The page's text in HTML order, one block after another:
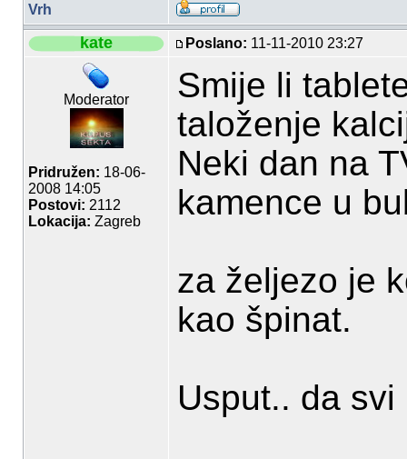
Vrh
kate Poslano: 11-11-2010 23:27
Moderator
Pridružen: 18-06-
2008 14:05
Postovi: 2112
Lokacija: Zagreb
Smije li
taloženje
Neki dan na
kamence u
za željezo je
kao špinat.
Usput.. da svi